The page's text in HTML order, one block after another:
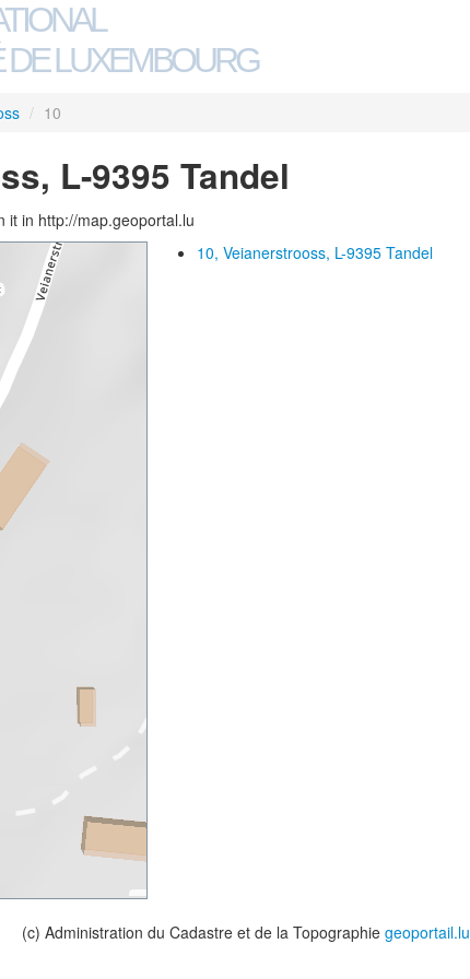
LUXEMBOURG
/ 10
L-9395 Tandel
it in http://map.geoportal.lu
10, Veianerstrooss, L-9395 Tandel
(c) Administration du Cadastre et de la Topographie geoportail.lu